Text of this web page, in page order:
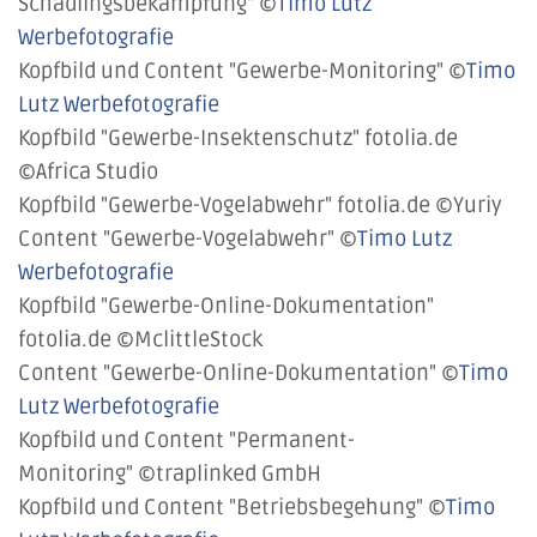
Werbefotografie
Kopfbild und Content "Gewerbe-Monitoring" ©Timo
Lutz Werbefotografie
Kopfbild "Gewerbe-Insektenschutz" fotolia.de
©Africa Studio
Kopfbild "Gewerbe-Vogelabwehr" fotolia.de ©Yuriy
Content "Gewerbe-Vogelabwehr" ©Timo Lutz
Werbefotografie
Kopfbild "Gewerbe-Online-Dokumentation"
fotolia.de ©MclittleStock
Content "Gewerbe-Online-Dokumentation" ©Timo
Lutz Werbefotografie
Kopfbild und Content "Permanent-
Monitoring" ©traplinked GmbH
Kopfbild und Content "Betriebsbegehung" ©Timo